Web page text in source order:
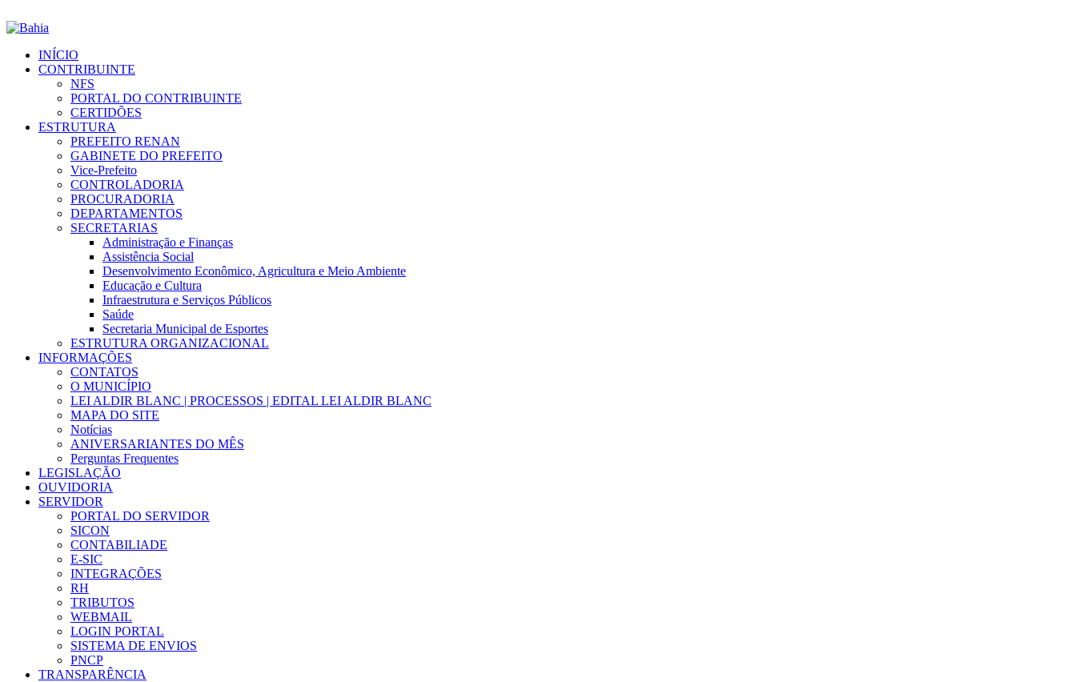
INÍCIO
CONTRIBUINTE
NFS
PORTAL DO CONTRIBUINTE
CERTIDÕES
ESTRUTURA
PREFEITO RENAN
GABINETE DO PREFEITO
Vice-Prefeito
CONTROLADORIA
PROCURADORIA
DEPARTAMENTOS
SECRETARIAS
Administração e Finanças
Assistência Social
Desenvolvimento Econômico, Agricultura e Meio Ambiente
Educação e Cultura
Infraestrutura e Serviços Públicos
Saúde
Secretaria Municipal de Esportes
ESTRUTURA ORGANIZACIONAL
INFORMAÇÕES
CONTATOS
O MUNICÍPIO
LEI ALDIR BLANC | PROCESSOS | EDITAL LEI ALDIR BLANC
MAPA DO SITE
Notícias
ANIVERSARIANTES DO MÊS
Perguntas Frequentes
LEGISLAÇÃO
OUVIDORIA
SERVIDOR
PORTAL DO SERVIDOR
SICON
CONTABILIADE
E-SIC
INTEGRAÇÕES
RH
TRIBUTOS
WEBMAIL
LOGIN PORTAL
SISTEMA DE ENVIOS
PNCP
TRANSPARÊNCIA